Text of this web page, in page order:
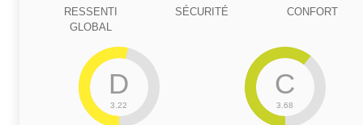
RESSENTI
GLOBAL
SÉCURITÉ CONFORT
D
3.22
C
3.68